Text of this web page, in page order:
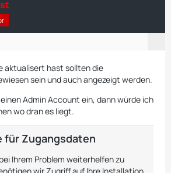
aktualisert hast sollten die
sein und auch angezeigt werden.
Admin Account ein, dann würde ich
wo dran es liegt.
für Zugangsdaten
Ihrem Problem weiterhelfen zu